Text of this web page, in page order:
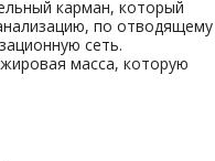
карман, который
по отводящему
сеть.
масса, которую